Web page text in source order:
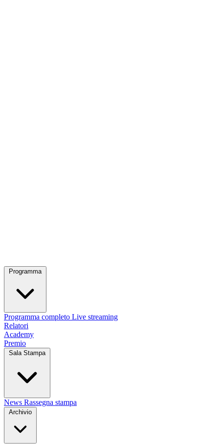
Programma
Programma completo Live streaming
Relatori
Academy
Premio
Sala Stampa
News Rassegna stampa
Archivio